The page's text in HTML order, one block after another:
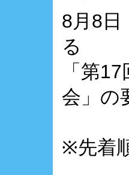
8月8日
る
「第
会」の
※先着